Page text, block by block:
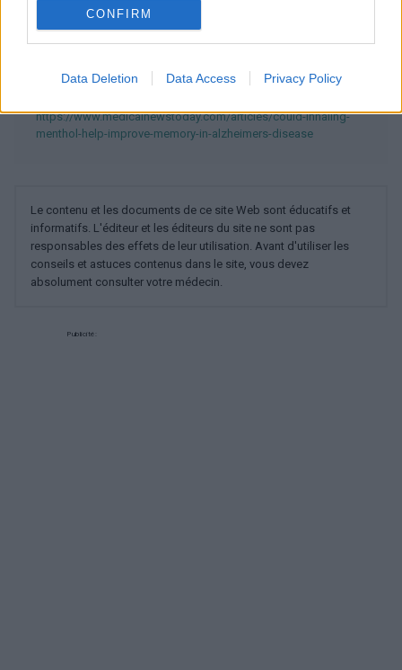
CONFIRM
Data Deletion Data Access Privacy Policy
Les sources
https://www.medicalnewstoday.com/articles/could-inhaling-
menthol-help-improve-memory-in-alzheimers-disease
Le contenu et les documents de ce site Web sont éducatifs et
informatifs. L'éditeur et les éditeurs du site ne sont pas
responsables des effets de leur utilisation. Avant d'utiliser les
conseils et astuces contenus dans le site, vous devez
absolument consulter votre médecin.
Publicité: